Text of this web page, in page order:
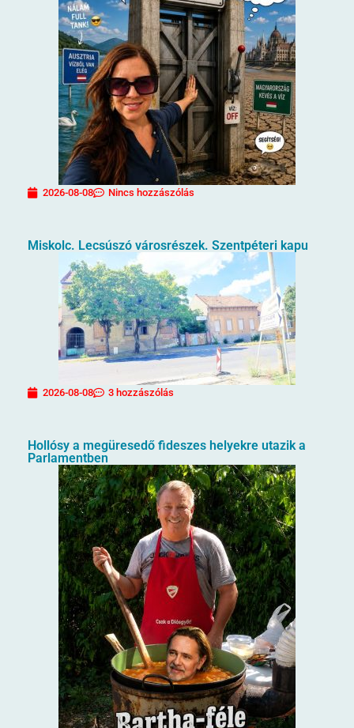
2026-08-08 Nincs hozzászólás
Miskolc. Lecsúszó városrészek. Szentpéteri kapu
2026-08-08 3 hozzászólás
Hollósy a megüresedő fideszes helyekre utazik a
Parlamentben